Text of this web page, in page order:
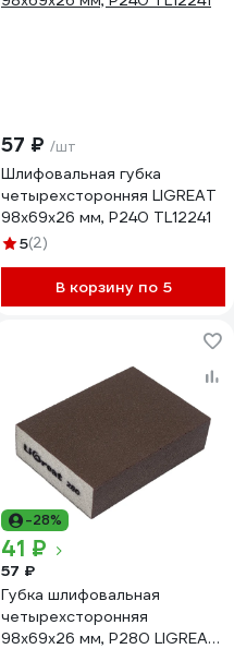
57 ₽ /шт
Шлифовальная губка
четырехсторонняя LIGREAT
98х69х26 мм, Р240 TL12241
5(2)
В корзину по 5
-28%
41 ₽
57 ₽
Губка шлифовальная
четырехсторонняя
98х69х26 мм, Р280 LIGREAT